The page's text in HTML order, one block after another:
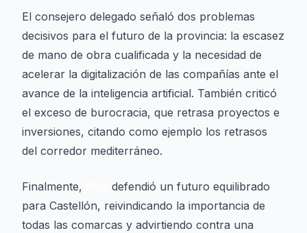
El consejero delegado señaló dos problemas
decisivos para el futuro de la provincia: la escasez
de mano de obra cualificada y la necesidad de
acelerar la digitalización de las compañías ante el
avance de la inteligencia artificial. También criticó
el exceso de burocracia, que retrasa proyectos e
inversiones, citando como ejemplo los retrasos
del corredor mediterráneo.
Finalmente,
defendió un futuro equilibrado
para Castellón, reivindicando la importancia de
todas las comarcas y advirtiendo contra una